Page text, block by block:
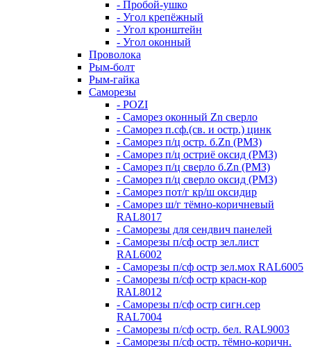
- Пробой-ушко
- Угол крепёжный
- Угол кронштейн
- Угол оконный
Проволока
Рым-болт
Рым-гайка
Саморезы
- POZI
- Саморез оконный Zn сверло
- Саморез п.сф.(св. и остр.) цинк
- Саморез п/ц остр. б.Zn (РМЗ)
- Саморез п/ц остриё оксид (РМЗ)
- Саморез п/ц сверло б.Zn (РМЗ)
- Саморез п/ц сверло оксид (РМЗ)
- Саморез пот/г кр/ш оксидир
- Саморез ш/г тёмно-коричневый
RAL8017
- Саморезы для сендвич панелей
- Саморезы п/сф остр зел.лист
RAL6002
- Саморезы п/сф остр зел.мох RAL6005
- Саморезы п/сф остр красн-кор
RAL8012
- Саморезы п/сф остр сигн.сер
RAL7004
- Саморезы п/сф остр. бел. RAL9003
- Саморезы п/сф остр. тёмно-коричн.